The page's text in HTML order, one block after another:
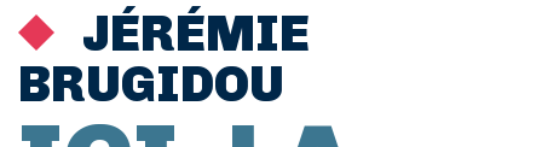
JÉRÉMIE
BRUGIDOU